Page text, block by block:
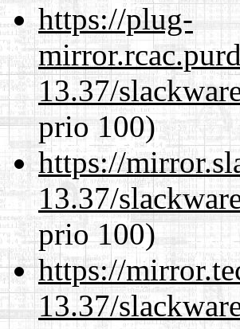
https://plug-
13.37/
prio 100)
https://
13.37/
prio 100)
https://
13.37/